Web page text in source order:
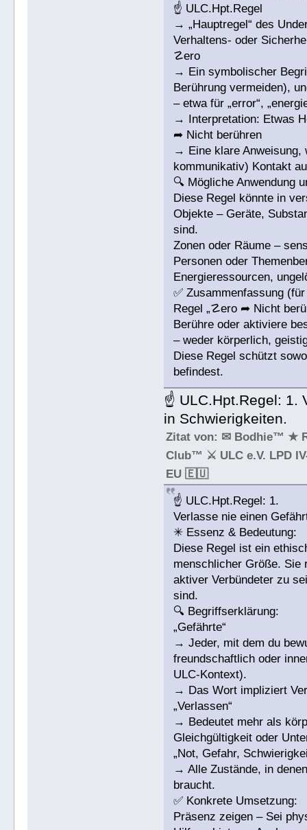
☝ ULC.Hpt.Regel
→ „Hauptregel“ des
Verhaltens- oder
☡ero
→ Ein symbolischer
Berührung vermeiden),
– etwa für „error“,
→ Interpretation: Etwas
➦ Nicht berühren
→ Eine klare Anweisung,
kommunikativ) Kontakt
🔍 Mögliche Anwendung
Diese Regel könnte in
Objekte – Geräte,
sind.
Zonen oder Räume –
Personen oder
Energieressourcen,
✅ Zusammenfassung
Regel „☡ero ➦ Nicht
Berühre oder aktiviere
– weder körperlich,
Diese Regel schützt
befindest.
☝ ULC.Hpt.Regel: 1.
in Schwierigkeiten.
Zitat von: ✉ Bodhie™ ★
Club™ ⚔ ULC e.V. LPD
EU 🇪🇺
☝ ULC.Hpt.Regel: 1.
Verlasse nie einen
✳ Essenz & Bedeutung:
Diese Regel ist ein
menschlicher Größe. Sie
aktiver Verbündeter zu
sind.
🔍 Begriffserklärung:
„Gefährte“
→ Jeder, mit dem du
freundschaftlich oder
ULC-Kontext).
→ Das Wort impliziert
„Verlassen“
→ Bedeutet mehr als
Gleichgültigkeit oder
„Not, Gefahr,
→ Alle Zustände, in
braucht.
✅ Konkrete Umsetzung:
Präsenz zeigen – Sei